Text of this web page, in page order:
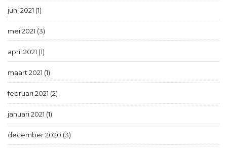
juni 2021 (1)
mei 2021 (3)
april 2021 (1)
maart 2021 (1)
februari 2021 (2)
januari 2021 (1)
december 2020 (3)